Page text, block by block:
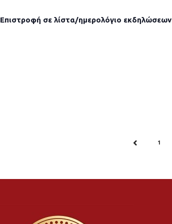
Επιστροφή σε λίστα/ημερολόγιο εκδηλώσεων
1